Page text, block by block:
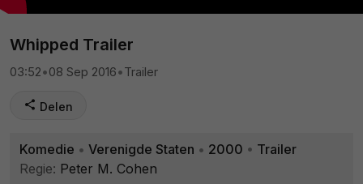
Whipped Trailer
03:52•08 Sep 2016•Trailer
Delen
Komedie • Verenigde Staten • 2000 • Trailer
Regie: Peter M. Cohen